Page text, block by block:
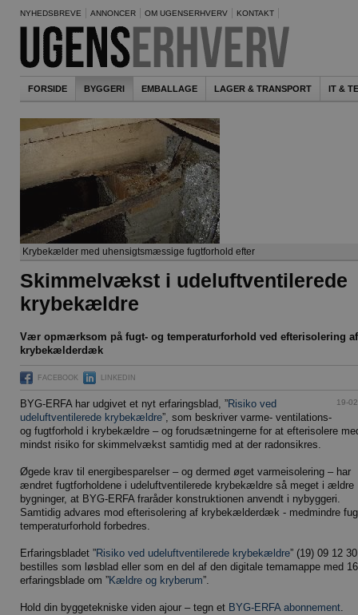
NYHEDSBREVE ANNONCER OM UGENSERHVERV KONTAKT
FORSIDE BYGGERI EMBALLAGE LAGER & TRANSPORT IT &
Krybekælder med uhensigtsmæssige fugtforhold efter
Skimmelvækst i udeluftventilerede
krybekældre
Vær opmærksom på fugt- og temperaturforhold ved efterisolering af
krybekælderdæk
FACEBOOK LINKEDIN
19-
BYG-ERFA har udgivet et nyt erfaringsblad, ”Risiko ved
udeluftventilerede krybekældre”, som beskriver varme- ventilations-
og fugtforhold i krybekældre – og forudsætningerne for at efterisolere
mindst risiko for skimmelvækst samtidig med at der radonsikres.
Øgede krav til energibesparelser – og dermed øget varmeisolering – har
ændret fugtforholdene i udeluftventilerede krybekældre så meget i ældre
bygninger, at BYG-ERFA fraråder konstruktionen anvendt i nybyggeri.
Samtidig advares mod efterisolering af krybekælderdæk - medmindre
temperaturforhold forbedres.
Erfaringsbladet ”Risiko ved udeluftventilerede krybekældre” (19) 09 12
bestilles som løsblad eller som en del af den digitale temamappe med 16
erfaringsblade om ”Kældre og kryberum”.
Hold din byggetekniske viden ajour – tegn et BYG-ERFA abonnement.